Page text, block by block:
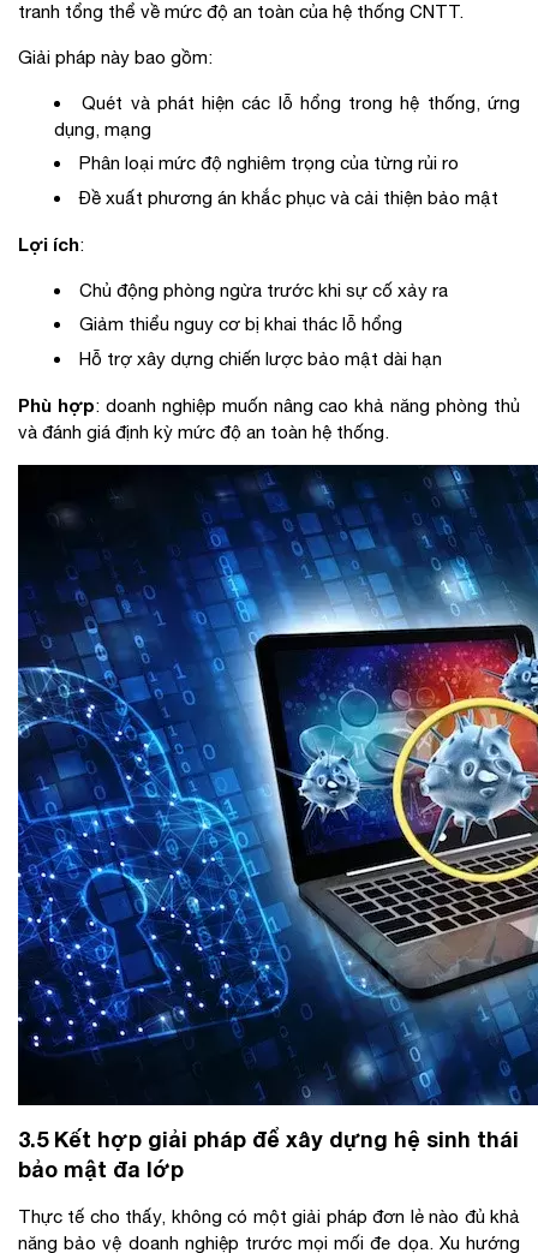
tranh tổng thể về mức độ an toàn của hệ thống CNTT.
Giải pháp này bao gồm:
Quét và phát hiện các lỗ hổng trong hệ thống, ứng
dụng, mạng
Phân loại mức độ nghiêm trọng của từng rủi ro
Đề xuất phương án khắc phục và cải thiện bảo mật
Lợi ích:
Chủ động phòng ngừa trước khi sự cố xảy ra
Giảm thiểu nguy cơ bị khai thác lỗ hổng
Hỗ trợ xây dựng chiến lược bảo mật dài hạn
Phù hợp: doanh nghiệp muốn nâng cao khả năng phòng thủ
và đánh giá định kỳ mức độ an toàn hệ thống.
3.5 Kết hợp giải pháp để xây dựng hệ sinh thái
bảo mật đa lớp
Thực tế cho thấy, không có một giải pháp đơn lẻ nào đủ khả
năng bảo vệ doanh nghiệp trước mọi mối đe dọa. Xu hướng